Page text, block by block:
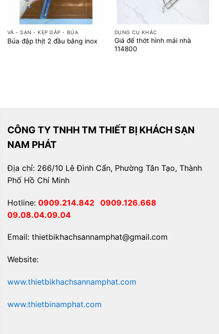
VÁ - SẠN - KẸP GẮP - BÚA
Búa đập thịt 2 đầu bằng inox
DỤNG CỤ KHÁC
Giá để thớt hình mái nhà
114800
CÔNG TY TNHH TM THIẾT BỊ KHÁCH SẠN
NAM PHÁT
Địa chỉ: 266/10 Lê Đình Cẩn, Phường Tân Tạo, Thành
Phố Hồ Chí Minh
Hotline: 0909.214.842 0909.126.668
09.08.04.09.04
Email: thietbikhachsannamphat@gmail.com
Website:
www.thietbikhachsannamphat.com
www.thietbinamphat.com